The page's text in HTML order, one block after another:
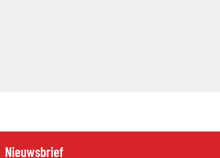
Nieuwsbrief